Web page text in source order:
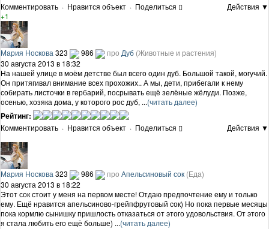
Комментировать · Нравится объект · Поделиться
Действия ▼
+1
Мария Носкова 323 986 про Дуб (Животные и растения)
30 августа 2013 в 18:32
На нашей улице в моём детстве был всего один дуб. Большой такой, могучий.
Он притягивал внимание всех прохожих.. А мы, дети, прибегали к нему
собирать листочки в гербарий, посрывать ещё зелёные жёлуди. Позже,
осенью, хозяка дома, у которого рос дуб, ...(читать далее)
Рейтинг:
Комментировать · Нравится объект · Поделиться Действия ▼
Мария Носкова323 986 про Апельсиновый сок (Еда)
30 августа 2013 в 18:22
Этот сок стоит у меня на первом месте! Отдаю предпочтение ему и только
ему. Ещё нравится апельсиново-грейпфрутовый сок) Но пока первые месяцы
пока кормлю сынишку пришлость отказаться от этого удовольствия. От этого
я стала любить его ещё больше) ...(читать далее)